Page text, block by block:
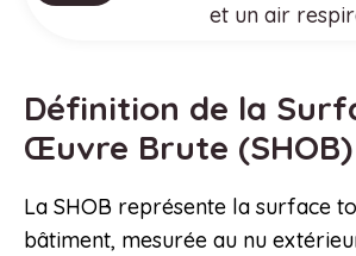
et un air
Définition de la
Œuvre Brute (SHOB)
La SHOB représente la surface
bâtiment, mesurée au nu